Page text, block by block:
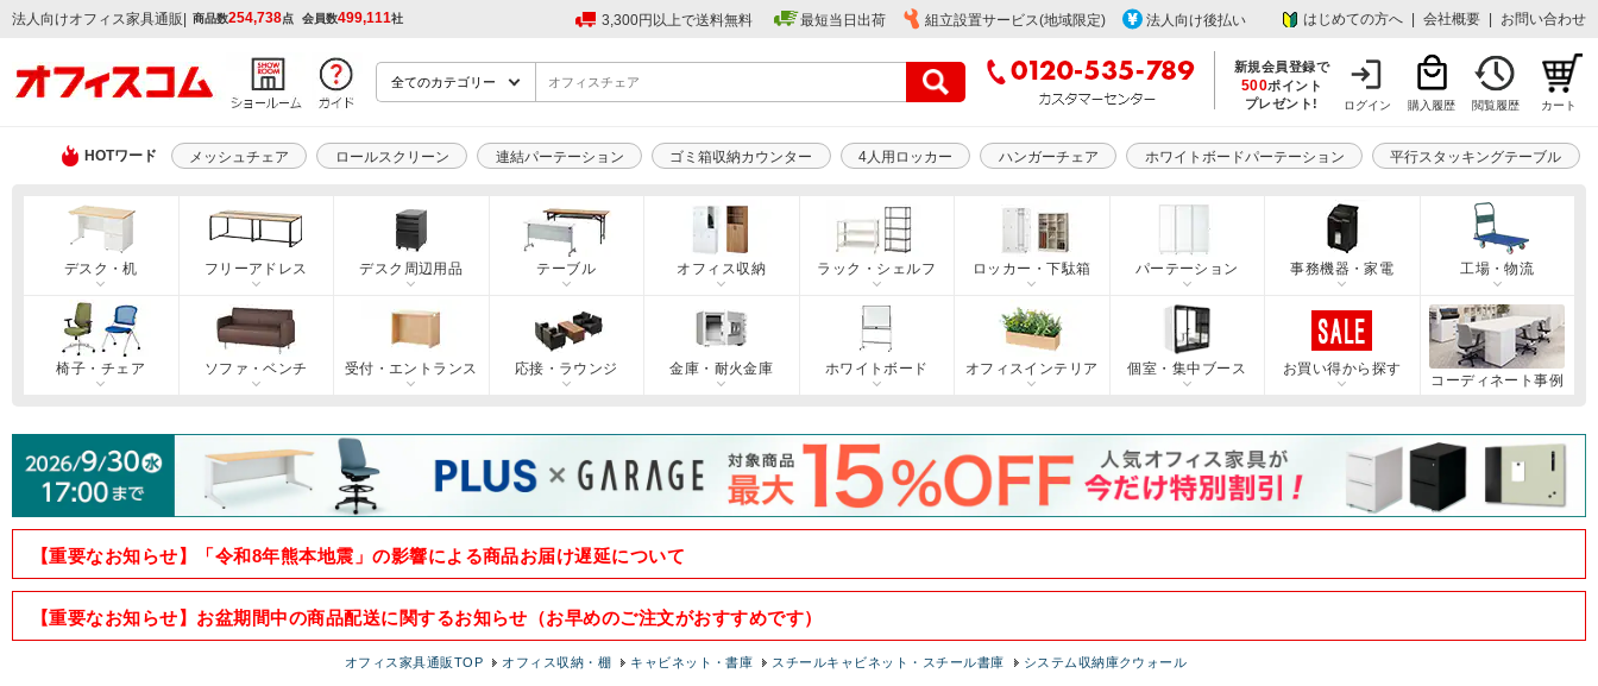
法人向けオフィス家具通販 | 商品数254,738点 会員数499,111社 3,300円以上で送料無料 最短当日出荷 組立設置サービス(地域限定) 法人向け後払い はじめての方へ 会社概要 お問い合わせ
新規会員登録で
500ポイント
プレゼント!
ログイン 購入履歴 閲覧履歴 カート
HOTワード メッシュチェア ロールスクリーン 連結パーテーション ゴミ箱収納カウンター 4人用ロッカー ハンガーチェア ホワイトボードパーテーション 平行スタッキングテーブル
デスク・机 フリーアドレス デスク周辺用品 テーブル オフィス収納 ラック・シェルフ ロッカー・下駄箱 パーテーション 事務機器・家電 工場・物流
椅子・チェア ソファ・ベンチ 受付・エントランス 応接・ラウンジ 金庫・耐火金庫 ホワイトボード オフィスインテリア 個室・集中ブース
お買い得から探す
コーディネート事例
【重要なお知らせ】「令和8年熊本地震」の影響による商品お届け遅延について
【重要なお知らせ】お盆期間中の商品配送に関するお知らせ（お早めのご注文がおすすめです）
オフィス家具通販TOP オフィス収納・棚 キャビネット・書庫 スチールキャビネット・スチール書庫 システム収納庫クウォール